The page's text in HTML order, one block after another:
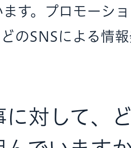
ます。プロモーシ
のSNSによる情
に対して、